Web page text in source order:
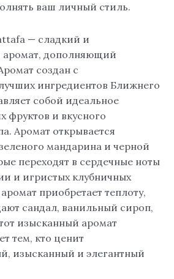
ваш личный стиль.
— сладкий и
аромат, дополняющий
создан с
ингредиентов Ближнего
собой идеальное
фруктов и вкусного
Аромат открывается
мандарина и черной
переходят в сердечные ноты
и игристых клубничных
приобретает теплоту,
сандал, ванильный сироп,
изысканный аромат
тем, кто ценит
изысканный и элегантный